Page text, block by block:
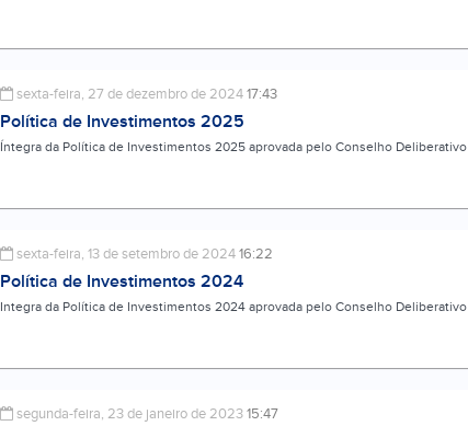
sexta-feira, 27 de dezembro de 202417:43
Política de Investimentos 2025
Íntegra da Política de Investimentos 2025 aprovada pelo Conselho Deliberativo
sexta-feira, 13 de setembro de 202416:22
Política de Investimentos 2024
Integra da Política de Investimentos 2024 aprovada pelo Conselho Deliberativo
segunda-feira, 23 de janeiro de 202315:47